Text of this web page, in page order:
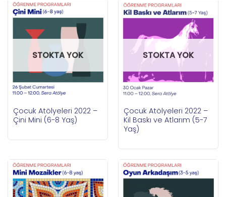
STOKTA YOK
Çocuk Atölyeleri 2022 –
Çini Mini (6-8 Yaş)
STOKTA YOK
Çocuk Atölyeleri 2022 –
Kil Baskı ve Atlarım (5-7
Yaş)